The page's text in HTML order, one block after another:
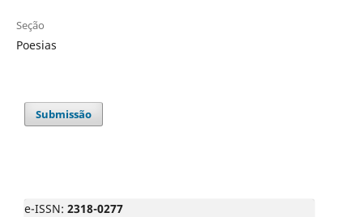
Seção
Poesias
Submissão
e-ISSN: 2318-0277